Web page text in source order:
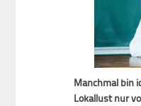
Manchmal bin
Lokallust nur